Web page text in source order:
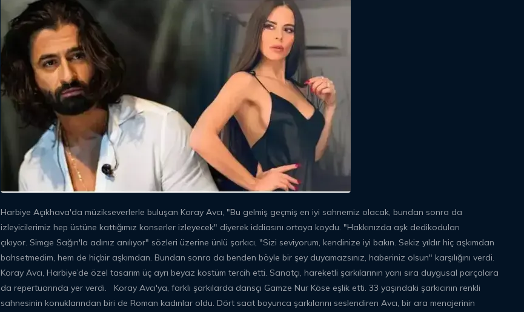
Harbiye Açıkhava'da müzikseverlerle buluşan Koray Avcı, "Bu gelmiş geçmiş en iyi sahnemiz olacak, bundan sonra da
izleyicilerimiz hep üstüne kattığımız konserler izleyecek" diyerek iddiasını ortaya koydu. "Hakkınızda aşk dedikoduları
çıkıyor. Simge Sağın'la adınız anılıyor" sözleri üzerine ünlü şarkıcı, "Sizi seviyorum, kendinize iyi bakın. Sekiz yıldır hiç aşkımdan
bahsetmedim, hem de hiçbir aşkımdan. Bundan sonra da benden böyle bir şey duyamazsınız, haberiniz olsun" karşılığını verdi.
Koray Avcı, Harbiye’de özel tasarım üç ayrı beyaz kostüm tercih etti. Sanatçı, hareketli şarkılarının yanı sıra duygusal parçalara
da repertuarında yer verdi. Koray Avcı'ya, farklı şarkılarda dansçı Gamze Nur Köse eşlik etti. 33 yaşındaki şarkıcının renkli
sahnesinin konuklarından biri de Roman kadınlar oldu. Dört saat boyunca şarkılarını seslendiren Avcı, bir ara menajerinin